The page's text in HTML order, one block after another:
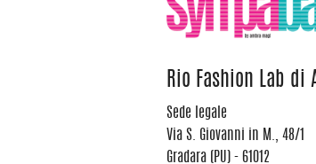
Rio Fashion Lab di
Sede legale
Via S. Giovanni in M., 48/1
Gradara (PU) - 61012